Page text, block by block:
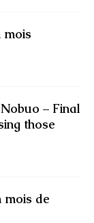
mois
– Final
those
de